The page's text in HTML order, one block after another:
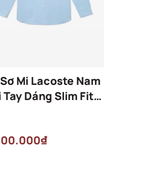
Mi Lacoste Nam
Tay Dáng Slim Fit
00-HBP Màu